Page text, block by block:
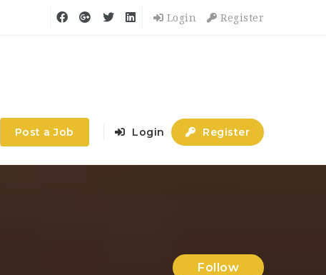
Login Register
Post a Job Login Register
Follow